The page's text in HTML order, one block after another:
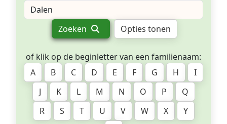
Zoeken Opties tonen
of klik op de beginletter van een familienaam:
A
B C D E F G H
I
J
K L M N O P
Q
R
S T U V W X
Y